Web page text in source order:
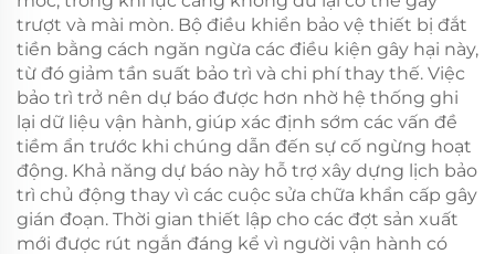
trượt và mài mòn. Bộ điều khiển bảo vệ thiết bị đắt
tiền bằng cách ngăn ngừa các điều kiện gây hại này,
từ đó giảm tần suất bảo trì và chi phí thay thế. Việc
bảo trì trở nên dự báo được hơn nhờ hệ thống ghi
lại dữ liệu vận hành, giúp xác định sớm các vấn đề
tiềm ẩn trước khi chúng dẫn đến sự cố ngừng hoạt
động. Khả năng dự báo này hỗ trợ xây dựng lịch bảo
trì chủ động thay vì các cuộc sửa chữa khẩn cấp gây
gián đoạn. Thời gian thiết lập cho các đợt sản xuất
mới được rút ngắn đáng kể vì người vận hành có